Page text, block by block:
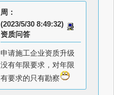
周：
(2023/5/30 8:49:32)
资质问答
申请施工企业资质升级
没有年限要求，对年限
有要求的只有勘察